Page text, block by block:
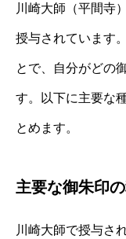
川崎大師（平間寺
授与されています
とで、自分がどの
す。以下に主要な
とめます。
主要な御朱印
川崎大師で授与さ